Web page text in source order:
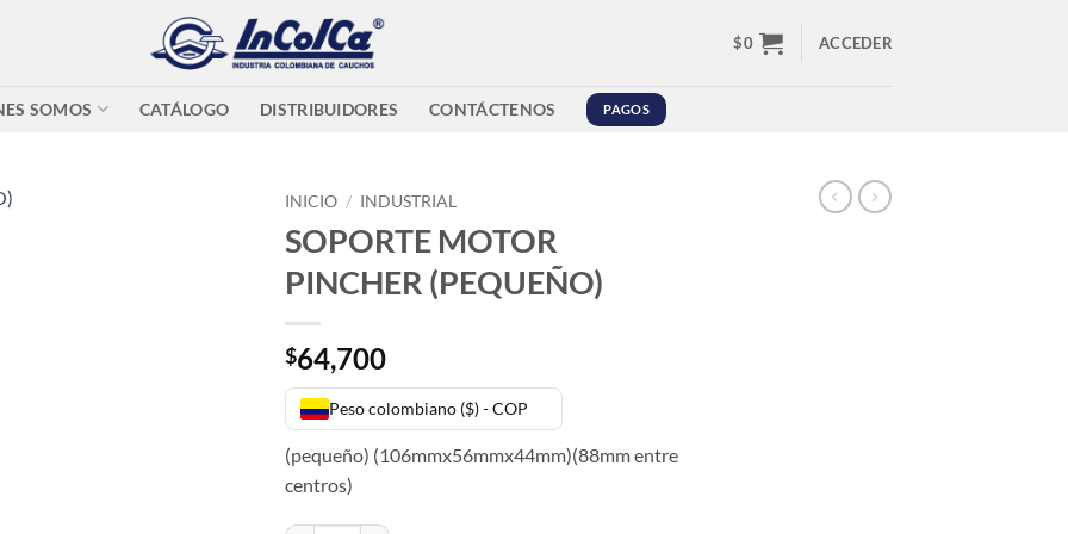
$0 ACCEDER
SOMOS CATÁLOGO DISTRIBUIDORES CONTÁCTENOS PAGOS
INICIO / INDUSTRIAL
SOPORTE MOTOR
PINCHER (PEQUEÑO)
$64,700
Peso colombiano ($) - COP
(pequeño) (106mmx56mmx44mm)(88mm entre
centros)